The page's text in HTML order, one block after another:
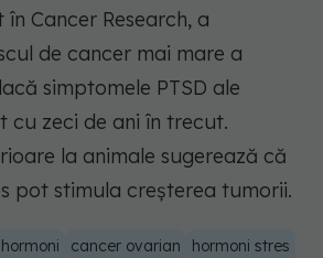
Cancer Research, a
de cancer mai mare a
simptomele PTSD ale
cu zeci de ani în trecut.
la animale sugerează că
pot stimula creșterea tumorii.
hormoni cancer ovarian hormoni stres